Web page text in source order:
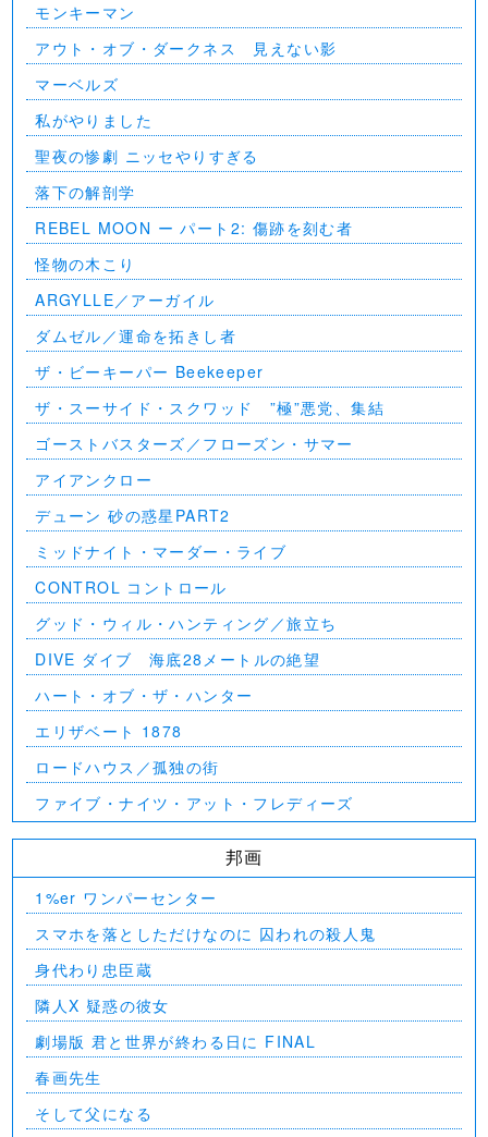
モンキーマン
アウト・オブ・ダークネス 見えない影
マーベルズ
私がやりました
聖夜の惨劇 ニッセやりすぎる
落下の解剖学
REBEL MOON ー パート2: 傷跡を刻む者
怪物の木こり
ARGYLLE／アーガイル
ダムゼル／運命を拓きし者
ザ・ビーキーパー Beekeeper
ザ・スーサイド・スクワッド ”極”悪党、集結
ゴーストバスターズ／フローズン・サマー
アイアンクロー
デューン 砂の惑星PART2
ミッドナイト・マーダー・ライブ
CONTROL コントロール
グッド・ウィル・ハンティング／旅立ち
DIVE ダイブ 海底28メートルの絶望
ハート・オブ・ザ・ハンター
エリザベート 1878
ロードハウス／孤独の街
ファイブ・ナイツ・アット・フレディーズ
邦画
1%er ワンパーセンター
スマホを落としただけなのに 囚われの殺人鬼
身代わり忠臣蔵
隣人X 疑惑の彼女
劇場版 君と世界が終わる日に FINAL
春画先生
そして父になる